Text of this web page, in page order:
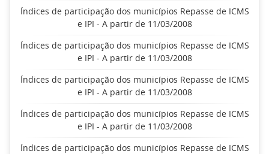
Índices de participação dos municípios Repasse de ICMS
e IPI - A partir de 11/03/2008
Índices de participação dos municípios Repasse de ICMS
e IPI - A partir de 11/03/2008
Índices de participação dos municípios Repasse de ICMS
e IPI - A partir de 11/03/2008
Índices de participação dos municípios Repasse de ICMS
e IPI - A partir de 11/03/2008
Índices de participação dos municípios Repasse de ICMS